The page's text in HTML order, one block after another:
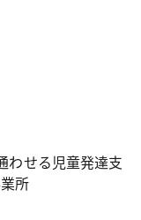
せる児童発達支
所